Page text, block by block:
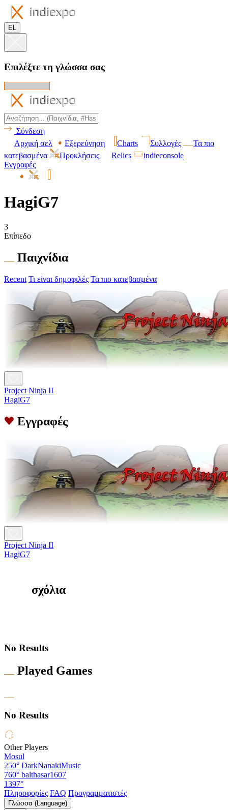
EL
Επιλέξτε τη γλώσσα σας
Σύνδεση
Αρχική σελ
Εξερεύνηση Charts Συλλογές
Τα πιο
κατεβασμένα
Προκλήσεις Relics
indieconsole
Εγγραφές
HagiG7
3
Επίπεδο
Παιχνίδια
Recent Τι είναι δημοφιλές Τα πιο κατεβασμένα
Project Ninja II
HagiG7
Εγγραφές
Project Ninja II
HagiG7
σχόλια
No Results
Played Games
No Results
Other Players
Mosul
250° DarkNanakiMusic
760° balthasar1607
1397°
Πληροφορίες FAQ Προγραμματιστές
Γλώσσα (Language)